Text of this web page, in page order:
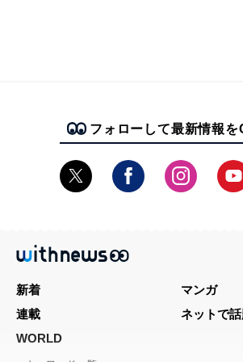
フォローして最新情報を
新着
マンガ
連載
ネットで話
WORLD